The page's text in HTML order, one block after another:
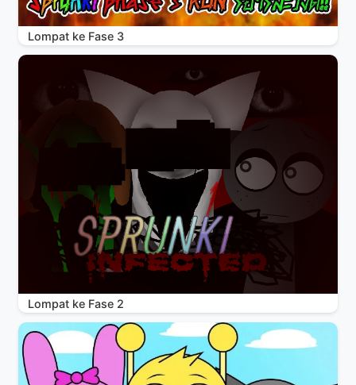
Lompat ke Fase 3
Lompat ke Fase 2